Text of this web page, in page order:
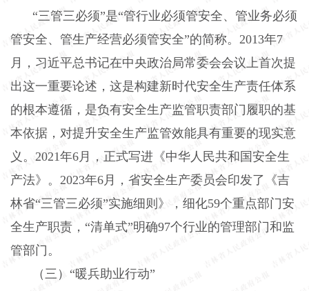
“三管三必须”是“管行业必须管安全、管业务必须
管安全、管生产经营必须管安全”的简称。 2013年7
月，习近平总书记在中央政治局常委会会议上首次提
出这一重要论述，这是构建新时代安全生产责任体系
的根本遵循，是负有安全生产监管职责部门履职的基
本依据，对提升安全生产监管效能具有重要的现实意
义。 2021年6 月，正式写进《中华人民共和国安全生
产法》。 2023年6 月，省安全生产委员会印发了《吉
林省“三管三必须”实施细则》，细化59个重点部门安
全生产职责，“清单式”明确97个行业的管理部门和监
管部门。
（三）“暖兵助业行动”